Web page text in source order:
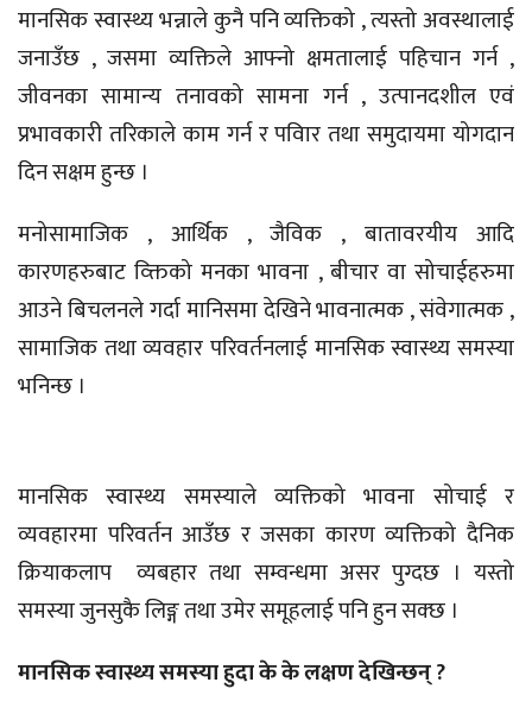
मानसिक स्वास्थ्य भन्नाले कुनै पनि व्यक्तिको , त्यस्तो अवस्थालाई
जनाउँछ , जसमा व्यक्तिले आफ्नो क्षमतालाई पहिचान गर्न ,
जीवनका सामान्य तनावको सामना गर्न , उत्पानदशील एवं
प्रभावकारी तरिकाले काम गर्न र पविार तथा समुदायमा योगदान
दिन सक्षम हुन्छ ।
मनोसामाजिक , आर्थिक , जैविक , बातावरयीय आदि
कारणहरुबाट व्क्तिको मनका भावना , बीचार वा सोचाईहरुमा
आउने बिचलनले गर्दा मानिसमा देखिने भावनात्मक , संवेगात्मक ,
सामाजिक तथा व्यवहार परिवर्तनलाई मानसिक स्वास्थ्य समस्या
भनिन्छ ।
मानसिक स्वास्थ्य समस्याले व्यक्तिको भावना सोचाई र
व्यवहारमा परिवर्तन आउँछ र जसका कारण व्यक्तिको दैनिक
क्रियाकलाप व्यबहार तथा सम्वन्धमा असर पुग्दछ । यस्तो
समस्या जुनसुकै लिङ्ग तथा उमेर समूहलाई पनि हुन सक्छ ।
मानसिक स्वास्थ्य समस्या हुदा के के लक्षण देखिन्छन् ?